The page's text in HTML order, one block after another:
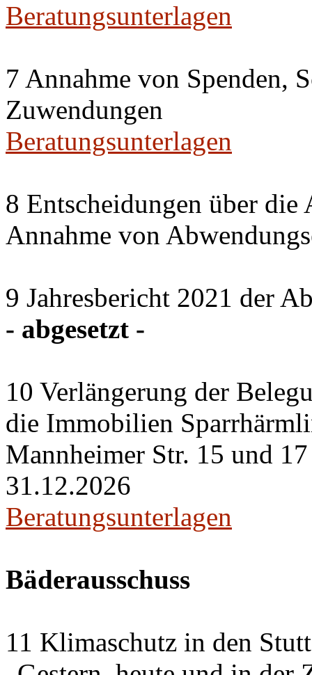
Beratungsunterlagen
7 Annahme von Spenden,
Zuwendungen
Beratungsunterlagen
8 Entscheidungen über
Annahme von
9 Jahresbericht 2021 der
- abgesetzt -
10 Verlängerung der
die Immobilien
Mannheimer Str. 15 und
31.12.2026
Beratungsunterlagen
Bäderausschuss
11 Klimaschutz in den